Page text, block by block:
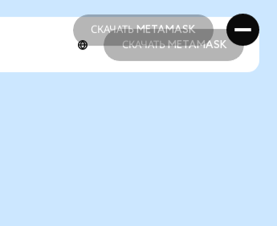
СКАЧАТЬ METAMASK
СКАЧАТЬ METAMASK
СКАЧАТЬ METAMASK